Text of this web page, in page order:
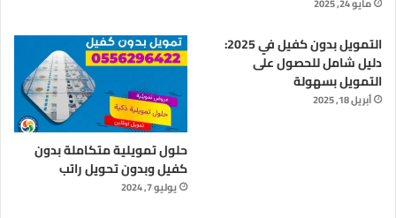
مايو 24, 2025
التمويل بدون كفيل في 2025:
دليل شامل للحصول على
التمويل بسهولة
أبريل 18, 2025
حلول تمويلية متكاملة بدون
كفيل وبدون تحويل راتب
يوليو 7, 2024